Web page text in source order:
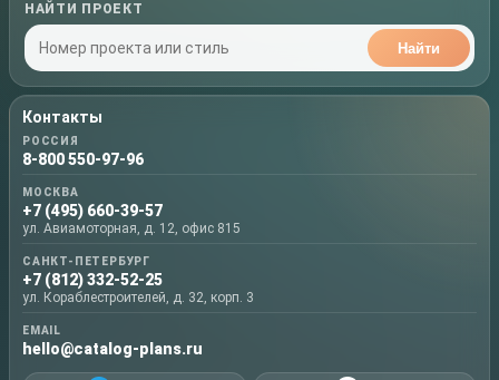
НАЙТИ ПРОЕКТ
Найти
Контакты
РОССИЯ
8-800 550-97-96
МОСКВА
+7 (495) 660-39-57
ул. Авиамоторная, д. 12, офис 815
САНКТ-ПЕТЕРБУРГ
+7 (812) 332-52-25
ул. Кораблестроителей, д. 32, корп. 3
EMAIL
hello@catalog-plans.ru